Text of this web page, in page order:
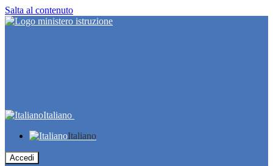
Salta al contenuto
Italiano
Italiano
Accedi